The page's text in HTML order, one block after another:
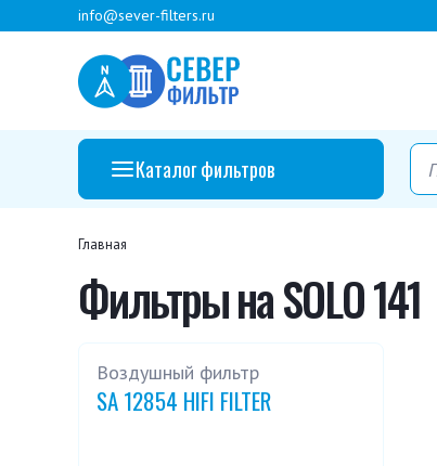
info@sever-filters.ru
Каталог фильтров
Главная
Фильтры на SOLO 141
Воздушный фильтр
SA 12854 HIFI FILTER